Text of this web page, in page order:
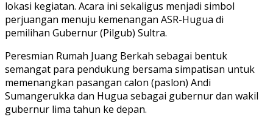
lokasi kegiatan. Acara ini sekaligus menjadi simbol
perjuangan menuju kemenangan ASR-Hugua di
pemilihan Gubernur (Pilgub) Sultra.
Peresmian Rumah Juang Berkah sebagai bentuk
semangat para pendukung bersama simpatisan untuk
memenangkan pasangan calon (paslon) Andi
Sumangerukka dan Hugua sebagai gubernur dan wakil
gubernur lima tahun ke depan.